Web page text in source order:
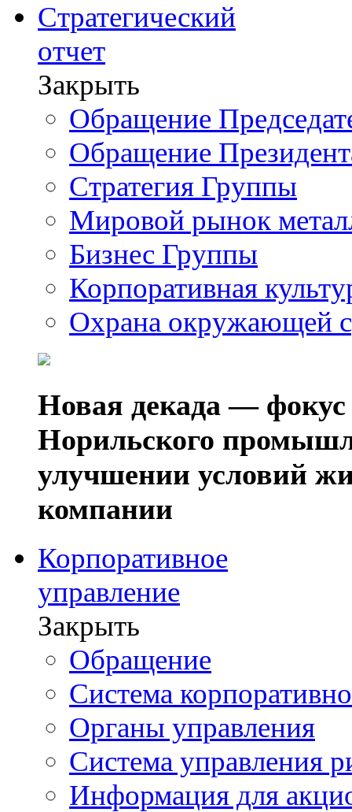
Стратегический
отчет
Закрыть
Обращение
Обращение
Стратегия Группы
Мировой рынок
Бизнес Группы
Корпоративная
Охрана окружающей
Новая декада — фокус
Норильского
улучшении условий
компании
Корпоративное
управление
Закрыть
Обращение
Система
Органы управления
Система управления
Информация для